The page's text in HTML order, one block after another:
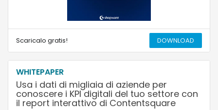
Scaricalo gratis! DOWNLOAD
WHITEPAPER
Usa i dati di migliaia di aziende per
conoscere i KPI digitali del tuo settore con
il report interattivo di Contentsquare